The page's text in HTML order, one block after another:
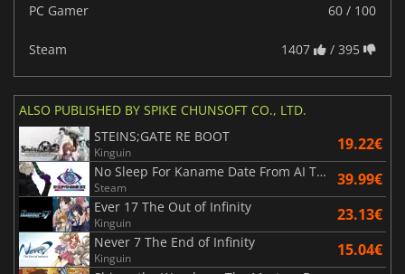
PC Gamer 60 / 100
Steam 1407 / 395
ALSO PUBLISHED BY SPIKE CHUNSOFT CO., LTD.
STEINS;GATE RE BOOT
Kinguin 19.22€
No Sleep For Kaname Date From AI The Somnium Files
Steam 39.99€
Ever 17 The Out of Infinity
Kinguin 23.13€
Never 7 The End of Infinity
Kinguin 15.04€